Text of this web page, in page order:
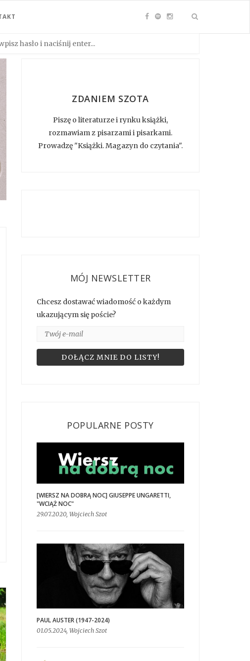
ZDANIEM SZOTA
Piszę o literaturze i rynku książki,
rozmawiam z pisarzami i pisarkami.
Prowadzę "Książki. Magazyn do czytania".
MÓJ NEWSLETTER
Chcesz dostawać wiadomość o każdym
ukazującym się poście?
POPULARNE POSTY
[WIERSZ NA DOBRĄ NOC] GIUSEPPE UNGARETTI,
"WCIĄŻ NOC"
29.07.2020, Wojciech Szot
PAUL AUSTER (1947-2024)
01.05.2024, Wojciech Szot